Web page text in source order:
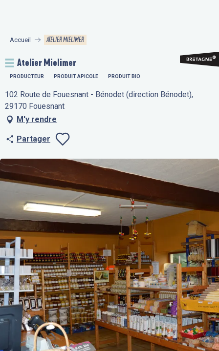
principal
Accueil ATELIER MIELIMER
Atelier Mielimer
PRODUCTEUR PRODUIT APICOLE PRODUIT BIO
102 Route de Fouesnant - Bénodet (direction Bénodet),
29170 Fouesnant
M'y rendre
Partager
Ajouter aux